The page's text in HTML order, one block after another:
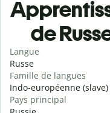
de
Langue
Russe
Famille de langues
Indo-européenne (slave)
Pays principal